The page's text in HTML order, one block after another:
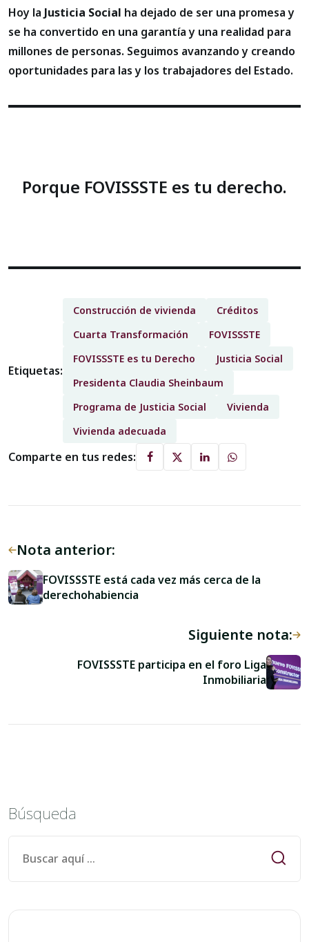
Hoy la Justicia Social ha dejado de ser una promesa y
se ha convertido en una garantía y una realidad para
millones de personas. Seguimos avanzando y creando
oportunidades para las y los trabajadores del Estado.
Porque FOVISSSTE es tu derecho.
Etiquetas:
Construcción de vivienda
Créditos
Cuarta Transformación
FOVISSSTE
FOVISSSTE es tu Derecho
Justicia Social
Presidenta Claudia Sheinbaum
Programa de Justicia Social
Vivienda
Vivienda adecuada
Comparte en tus redes:
Nota anterior:
FOVISSSTE está cada vez más cerca de la
derechohabiencia
Siguiente nota:
FOVISSSTE participa en el foro Liga
Inmobiliaria
Búsqueda